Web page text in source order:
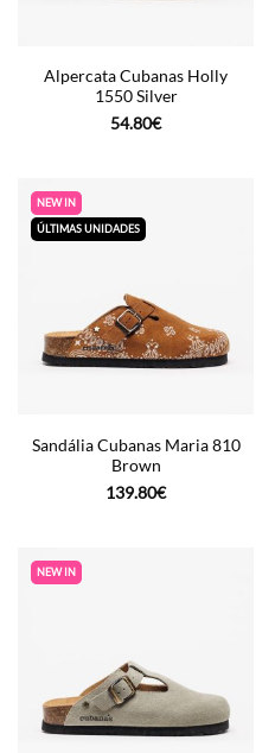
Alpercata Cubanas Holly
1550 Silver
54.80€
NEW IN
ÚLTIMAS UNIDADES
Sandália Cubanas Maria 810
Brown
139.80€
NEW IN